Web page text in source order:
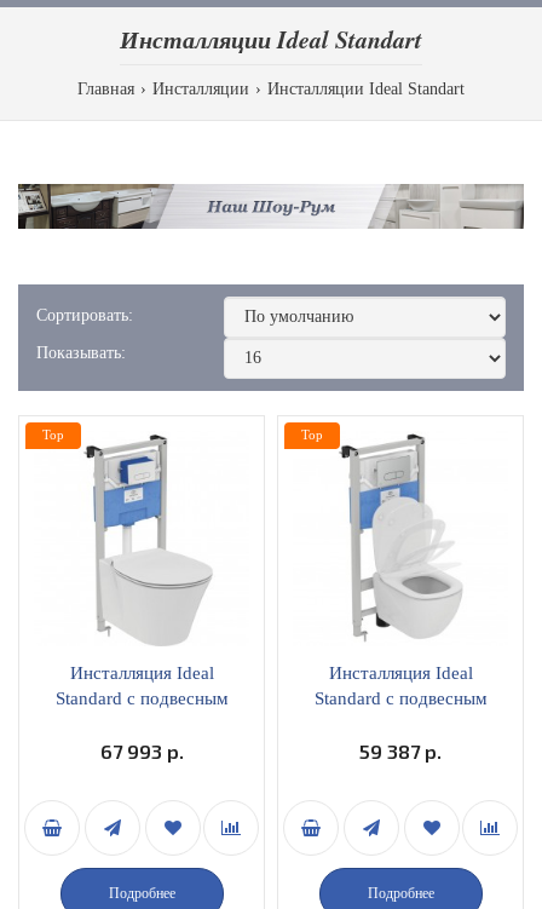
Инсталляции Ideal Standart
Главная Инсталляции Инсталляции Ideal Standart
Сортировать:
Показывать:
Инсталляция Ideal
Standard c подвесным
AquaBlade, с тонким
панелью смыва R031001
67 993 р.
Подробнее
Top
Инсталляция Ideal
Standard c подвесным
AquaBlade, с тонким
панелью смыва R030701
59 387 р.
Подробнее
Top